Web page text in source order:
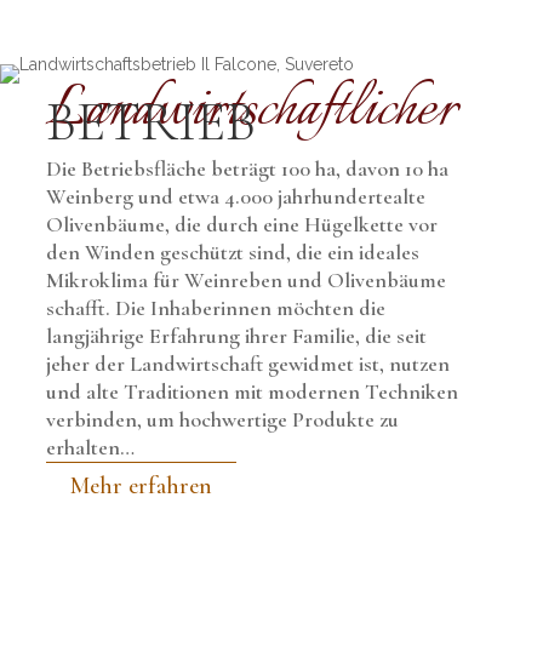
Landwirtschaftlicher
BETRIEB
Die Betriebsfläche beträgt 100 ha, davon 10 ha
Weinberg und etwa 4.000 jahrhundertealte
Olivenbäume, die durch eine Hügelkette vor
den Winden geschützt sind, die ein ideales
Mikroklima für Weinreben und Olivenbäume
schafft. Die Inhaberinnen möchten die
langjährige Erfahrung ihrer Familie, die seit
jeher der Landwirtschaft gewidmet ist, nutzen
und alte Traditionen mit modernen Techniken
verbinden, um hochwertige Produkte zu
erhalten…
Mehr erfahren